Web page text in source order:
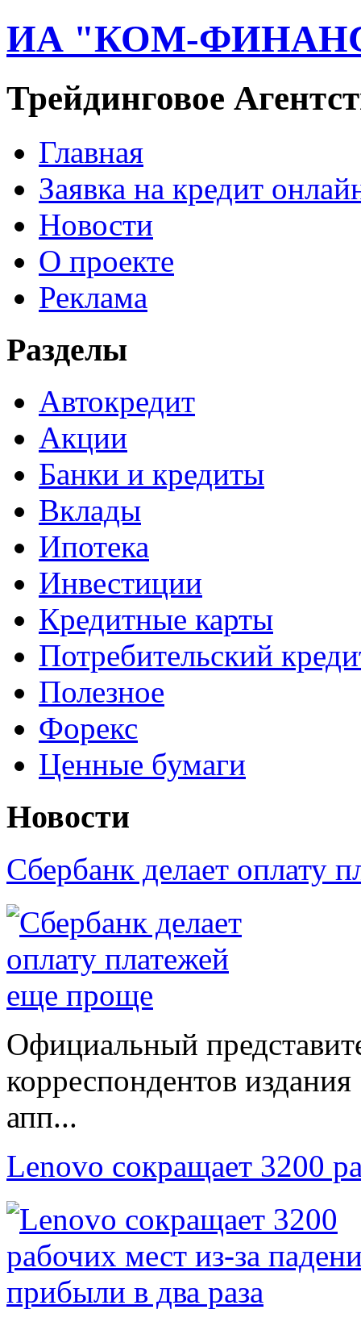
ИА "КОМ-
Трейдинговое
Главная
Заявка на кредит
Новости
О проекте
Реклама
Разделы
Автокредит
Акции
Банки и кредиты
Вклады
Ипотека
Инвестиции
Кредитные карты
Потребительский
Полезное
Форекс
Ценные бумаги
Новости
Сбербанк делает
Официальный
корреспондентов
апп...
Lenovo сокращает 3200